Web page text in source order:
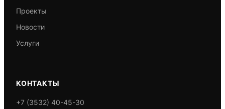
Проекты
Новости
Услуги
КОНТАКТЫ
+7 (3532) 40-45-30